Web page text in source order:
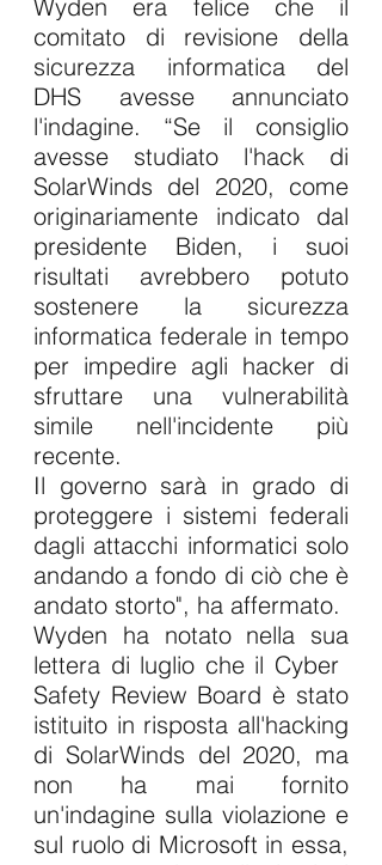
Wyden era felice che il
comitato di revisione della
sicurezza informatica del
DHS avesse annunciato
l'indagine. “Se il consiglio
avesse studiato l'hack di
SolarWinds del 2020, come
originariamente indicato dal
presidente Biden, i suoi
risultati avrebbero potuto
sostenere la sicurezza
informatica federale in tempo
per impedire agli hacker di
sfruttare una vulnerabilità
simile nell'incidente più
recente.
Il governo sarà in grado di
proteggere i sistemi federali
dagli attacchi informatici solo
andando a fondo di ciò che è
andato storto", ha affermato.
Wyden ha notato nella sua
lettera di luglio che il Cyber ​​​​
Safety Review Board è stato
istituito in risposta all'hacking
di SolarWinds del 2020, ma
non ha mai fornito
un'indagine sulla violazione e
sul ruolo di Microsoft in essa,